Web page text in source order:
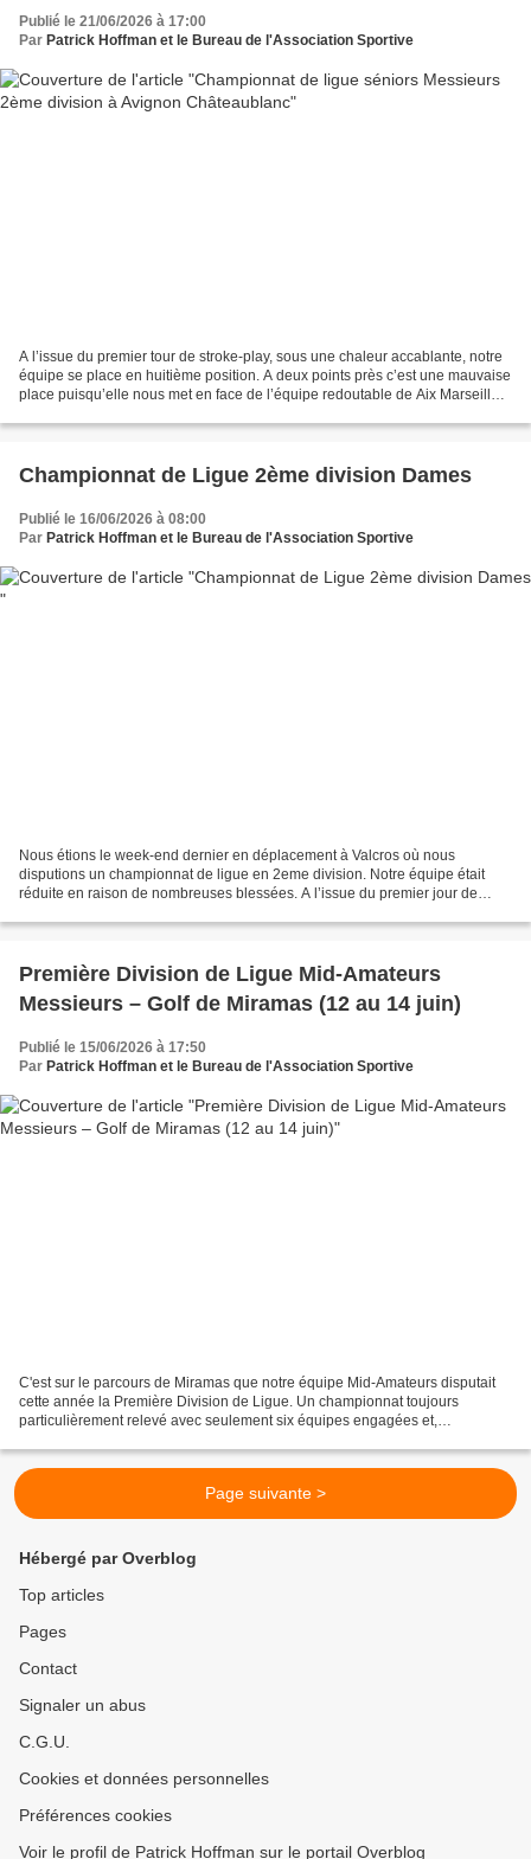
Publié le 21/06/2026 à 17:00
Par Patrick Hoffman et le Bureau de l'Association Sportive
A l’issue du premier tour de stroke-play, sous une chaleur accablante, notre
équipe se place en huitième position. A deux points près c’est une mauvaise
place puisqu’elle nous met en face de l’équipe redoutable de Aix Marseille,
Championnat de Ligue 2ème division Dames
Publié le 16/06/2026 à 08:00
Par Patrick Hoffman et le Bureau de l'Association Sportive
Nous étions le week-end dernier en déplacement à Valcros où nous
disputions un championnat de ligue en 2eme division. Notre équipe était
réduite en raison de nombreuses blessées. A l’issue du premier jour de
Première Division de Ligue Mid-Amateurs
Messieurs – Golf de Miramas (12 au 14 juin)
Publié le 15/06/2026 à 17:50
Par Patrick Hoffman et le Bureau de l'Association Sportive
C'est sur le parcours de Miramas que notre équipe Mid-Amateurs disputait
cette année la Première Division de Ligue. Un championnat toujours
particulièrement relevé avec seulement six équipes engagées et,
Page suivante >
Hébergé par Overblog
Top articles
Pages
Contact
Signaler un abus
C.G.U.
Cookies et données personnelles
Préférences cookies
Voir le profil de Patrick Hoffman sur le portail Overblog